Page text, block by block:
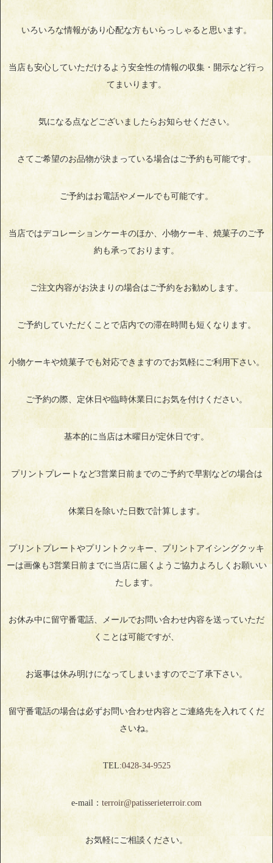
いろいろな情報があり心配な方もいらっしゃると思います。
当店も安心していただけるよう安全性の情報の収集・開示など行っ
てまいります。
気になる点などございましたらお知らせください。
さてご希望のお品物が決まっている場合はご予約も可能です。
ご予約はお電話やメールでも可能です。
当店ではデコレーションケーキのほか、小物ケーキ、焼菓子のご予
約も承っております。
ご注文内容がお決まりの場合はご予約をお勧めします。
ご予約していただくことで店内での滞在時間も短くなります。
小物ケーキや焼菓子でも対応できますのでお気軽にご利用下さい。
ご予約の際、定休日や臨時休業日にお気を付けください。
基本的に当店は木曜日が定休日です。
プリントプレートなど3営業日前までのご予約で早割などの場合は
休業日を除いた日数で計算します。
プリントプレートやプリントクッキー、プリントアイシングクッキ
ーは画像も3営業日前までに当店に届くようご協力よろしくお願いい
たします。
お休み中に留守番電話、メールでお問い合わせ内容を送っていただ
くことは可能ですが、
お返事は休み明けになってしまいますのでご了承下さい。
留守番電話の場合は必ずお問い合わせ内容とご連絡先を入れてくだ
さいね。
TEL:0428‐34‐9525
e-mail： terroir@patisserieterroir.com
お気軽にご相談ください。